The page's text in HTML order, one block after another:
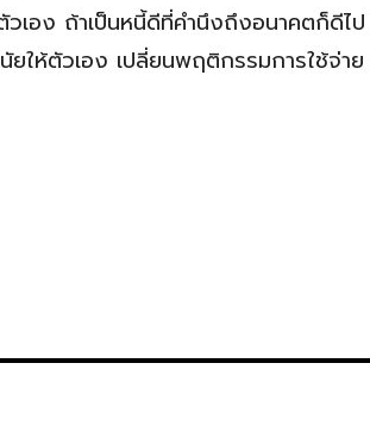
เอง ถ้าเป็นหนี้ดีที่คำนึงถึงอนาคตก็ดีไ
ให้ตัวเอง เปลี่ยนพฤติกรรมการใช้จ่าย